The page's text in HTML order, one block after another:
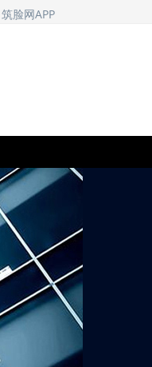
筑脸网APP